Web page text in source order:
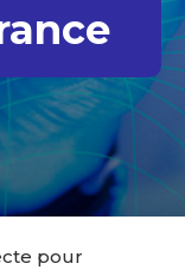
pour